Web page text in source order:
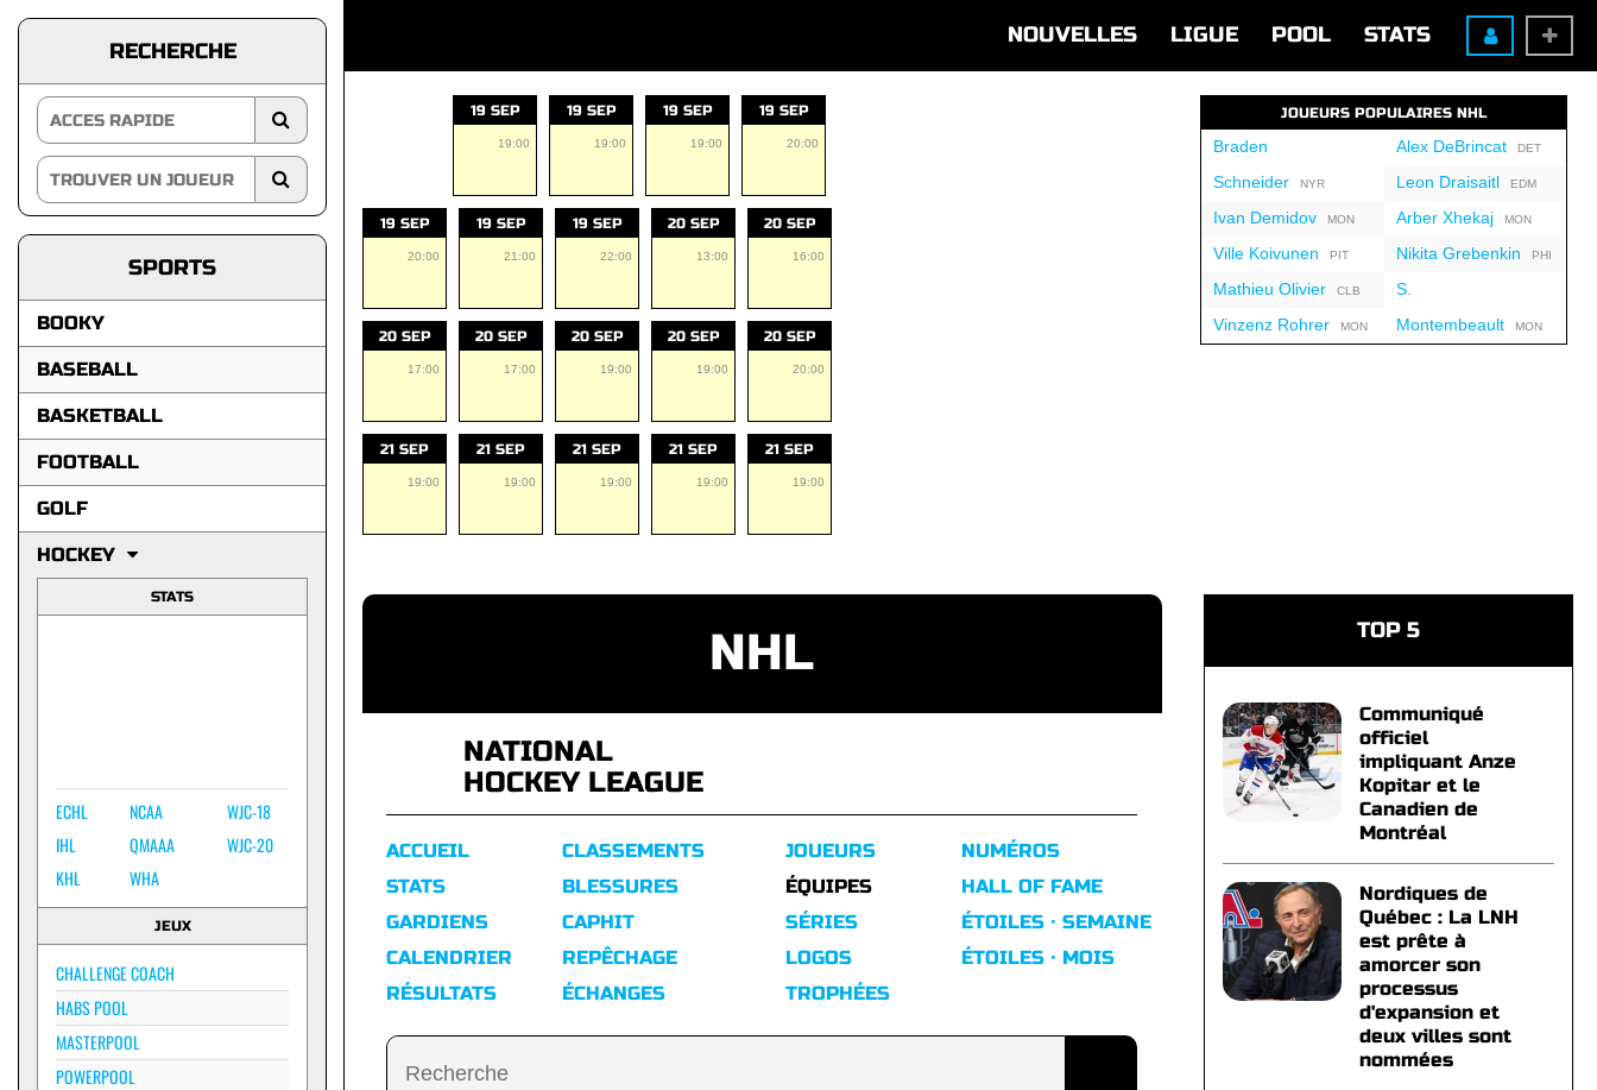
NOUVELLES LIGUE POOL STATS
RECHERCHE
SPORTS
BOOKY
BASEBALL
BASKETBALL
FOOTBALL
GOLF
HOCKEY
STATS
ECHL
IHL
KHL
NCAA
QMAAA
WHA
WJC-18
WJC-20
JEUX
CHALLENGE COACH
HABS POOL
MASTERPOOL
POWERPOOL
19 SEP
19:00
19 SEP
19:00
19 SEP
19:00
19 SEP
20:00
19 SEP
20:00
19 SEP
21:00
19 SEP
22:00
20 SEP
13:00
20 SEP
16:00
20 SEP
17:00
20 SEP
17:00
20 SEP
19:00
20 SEP
19:00
20 SEP
20:00
21 SEP
19:00
21 SEP
19:00
21 SEP
19:00
21 SEP
19:00
21 SEP
19:00
JOUEURS POPULAIRES NHL
Braden
SchneiderNYR
Ivan DemidovMON
Ville Koivunen PIT
Mathieu OlivierCLB
Vinzenz RohrerMON
Alex DeBrincatDET
Leon Draisaitl EDM
Arber XhekajMON
Nikita Grebenkin PHI
S.
MontembeaultMON
NHL
NATIONAL
HOCKEY LEAGUE
ACCUEIL
STATS
GARDIENS
CALENDRIER
RÉSULTATS
CLASSEMENTS
BLESSURES
CAPHIT
REPÊCHAGE
ÉCHANGES
JOUEURS
ÉQUIPES
SÉRIES
LOGOS
TROPHÉES
NUMÉROS
HALL OF FAME
ÉTOILES · SEMAINE
ÉTOILES · MOIS
TOP 5
Communiqué
officiel
impliquant Anze
Kopitar et le
Canadien de
Montréal
Nordiques de
Québec : La LNH
est prête à
amorcer son
processus
d'expansion et
deux villes sont
nommées